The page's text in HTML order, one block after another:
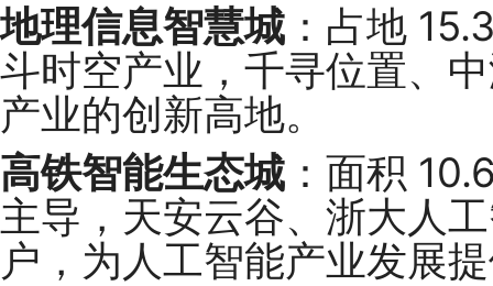
地理信息智慧城 ：占地
斗时空产业，千寻位置、
产业的创新高地。
高铁智能生态城 ：面积
主导，天安云谷、浙大人
户，为人工智能产业发展